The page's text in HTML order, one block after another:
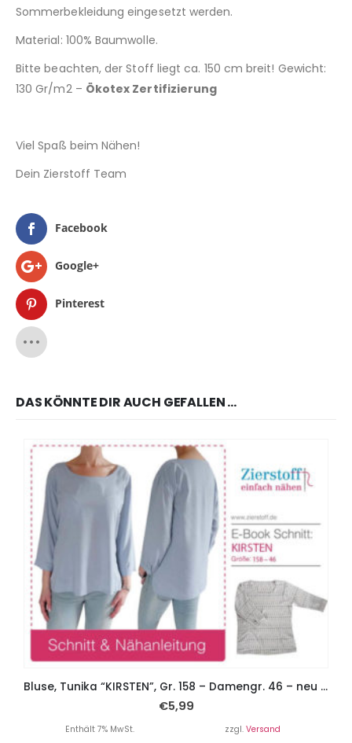
Sommerbekleidung eingesetzt werden.
Material: 100% Baumwolle.
Bitte beachten, der Stoff liegt ca. 150 cm breit! Gewicht:
130 Gr/m2 – Ökotex Zertifizierung
Viel Spaß beim Nähen!
Dein Zierstoff Team
Facebook
Google+
Pinterest
DAS KÖNNTE DIR AUCH GEFALLEN …
Bluse, Tunika “KIRSTEN”, Gr. 158 – Damengr. 46 – neu mit Puffärmeln
€5,99
Enthält 7% MwSt. zzgl. Versand